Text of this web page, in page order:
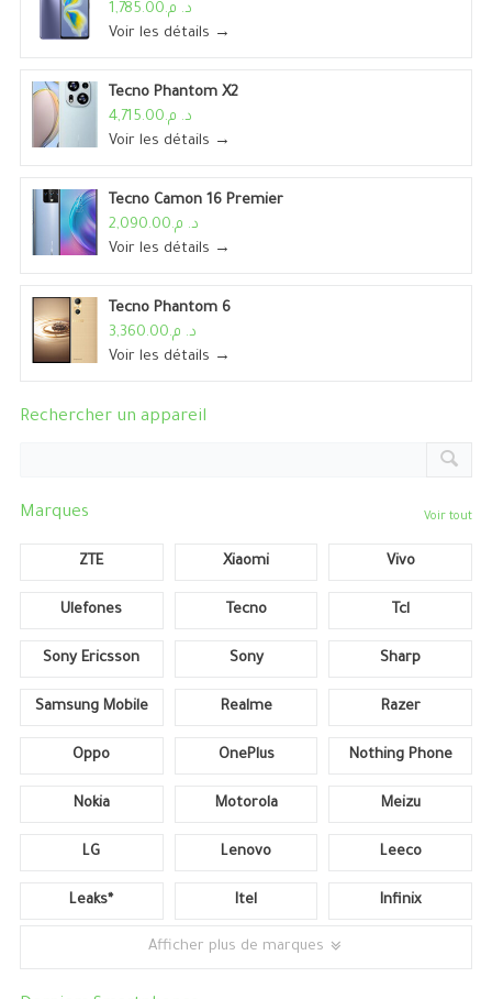
د. م.1,785.00
Voir les détails →
Tecno Phantom X2
د. م.4,715.00
Voir les détails →
Tecno Camon 16 Premier
د. م.2,090.00
Voir les détails →
Tecno Phantom 6
د. م.3,360.00
Voir les détails →
Rechercher un appareil
Marques Voir tout
ZTE Xiaomi Vivo
Ulefones Tecno Tcl
Sony Ericsson Sony Sharp
Samsung Mobile Realme Razer
Oppo OnePlus Nothing Phone
Nokia Motorola Meizu
LG Lenovo Leeco
Leaks* Itel Infinix
Afficher plus de marques